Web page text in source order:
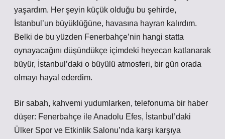
yaşardım. Her şeyin küçük olduğu bu şehirde,
İstanbul’un büyüklüğüne, havasına hayran kalırdım.
Belki de bu yüzden Fenerbahçe’nin hangi statta
oynayacağını düşündükçe içimdeki heyecan katlanarak
büyür, İstanbul’daki o büyülü atmosferi, bir gün orada
olmayı hayal ederdim.
Bir sabah, kahvemi yudumlarken, telefonuma bir haber
düşer: Fenerbahçe ile Anadolu Efes, İstanbul’daki
Ülker Spor ve Etkinlik Salonu’nda karşı karşıya